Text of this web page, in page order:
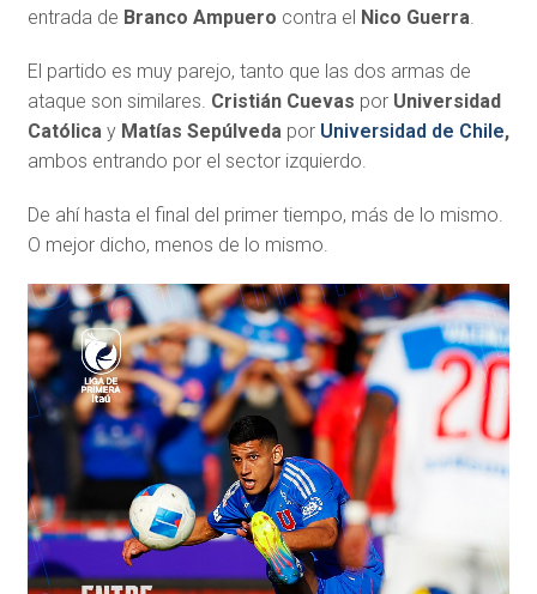
entrada de Branco Ampuero contra el Nico Guerra
El partido es muy parejo, tanto que las dos armas de
ataque son similares. Cristián Cuevas por Universidad
Católica y Matías Sepúlveda por Universidad de Chile,
ambos entrando por el sector izquierdo.
De ahí hasta el final del primer tiempo, más de lo mismo.
O mejor dicho, menos de lo mismo.